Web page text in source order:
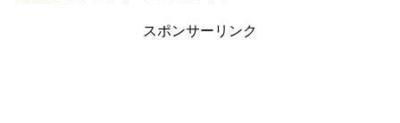
スポンサーリンク